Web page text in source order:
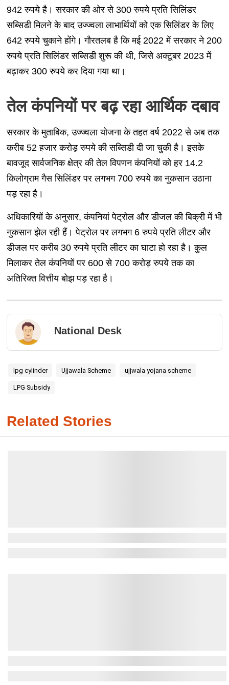
942 रुपये है। सरकार की ओर से 300 रुपये प्रति सिलिंडर
सब्सिडी मिलने के बाद उज्ज्वला लाभार्थियों को एक सिलिंडर के लिए
642 रुपये चुकाने होंगे। गौरतलब है कि मई 2022 में सरकार ने 200
रुपये प्रति सिलिंडर सब्सिडी शुरू की थी, जिसे अक्टूबर 2023 में
बढ़ाकर 300 रुपये कर दिया गया था।
तेल कंपनियों पर बढ़ रहा आर्थिक दबाव
सरकार के मुताबिक, उज्ज्वला योजना के तहत वर्ष 2022 से अब तक
करीब 52 हजार करोड़ रुपये की सब्सिडी दी जा चुकी है। इसके
बावजूद सार्वजनिक क्षेत्र की तेल विपणन कंपनियों को हर 14.2
किलोग्राम गैस सिलिंडर पर लगभग 700 रुपये का नुकसान उठाना
पड़ रहा है।
अधिकारियों के अनुसार, कंपनियां पेट्रोल और डीजल की बिक्री में भी
नुकसान झेल रही हैं। पेट्रोल पर लगभग 6 रुपये प्रति लीटर और
डीजल पर करीब 30 रुपये प्रति लीटर का घाटा हो रहा है। कुल
मिलाकर तेल कंपनियों पर 600 से 700 करोड़ रुपये तक का
अतिरिक्त वित्तीय बोझ पड़ रहा है।
National Desk
lpg cylinder Ujjawala Scheme ujjwala yojana scheme
LPG Subsidy
Related Stories